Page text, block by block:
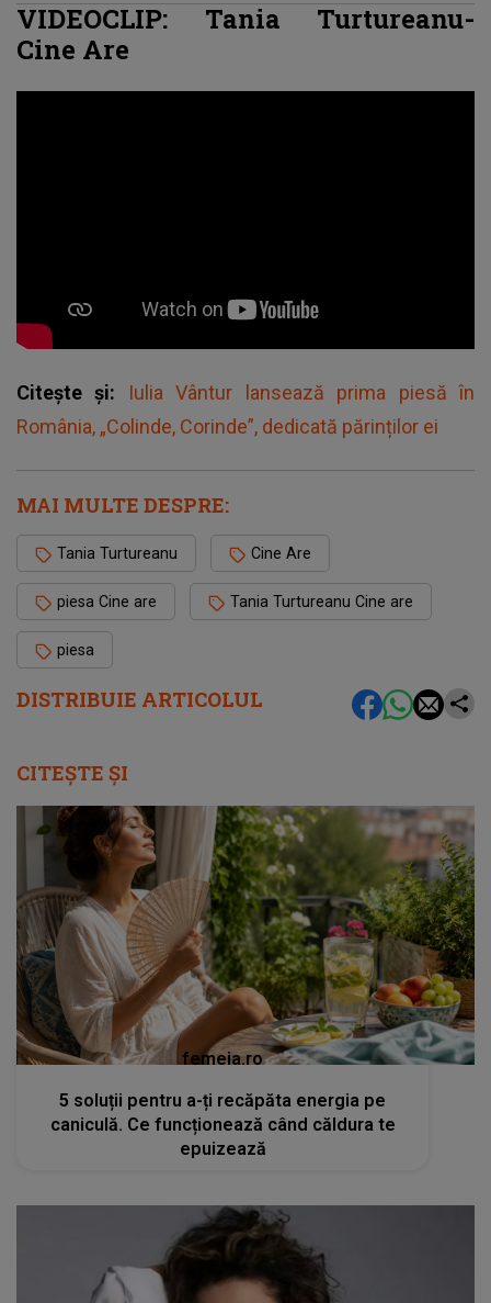
DISTRIBUIE ARTICOLUL
VIDEOCLIP: Tania Turtureanu-
Cine Are
Citește și:
Iulia Vântur lansează prima piesă în
România, „Colinde, Corinde”, dedicată părinților ei
MAI MULTE DESPRE:
Tania Turtureanu Cine Are
piesa Cine are Tania Turtureanu Cine are
piesa
CITEȘTE ȘI
femeia.ro
5 soluții pentru a-ți recăpăta energia pe
caniculă. Ce funcționează când căldura te
epuizează